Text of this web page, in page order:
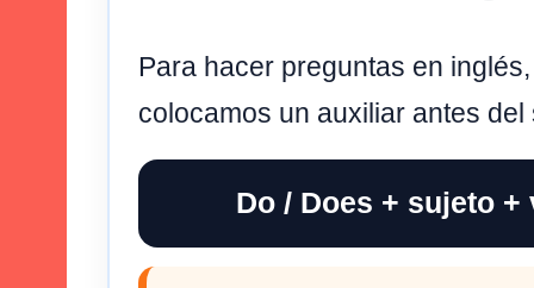
Para hacer preguntas en
colocamos un auxiliar antes del
Do / Does + sujeto +